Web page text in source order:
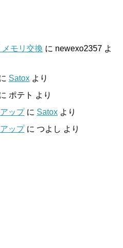
モリ交換 に newexo2357 よ
Satox より
ポテト より
ップに Satox より
ップに つよし より